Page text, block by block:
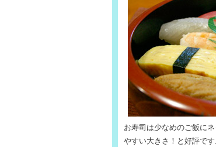
お寿司は少なめのご飯に
やすい大きさ！と好評です